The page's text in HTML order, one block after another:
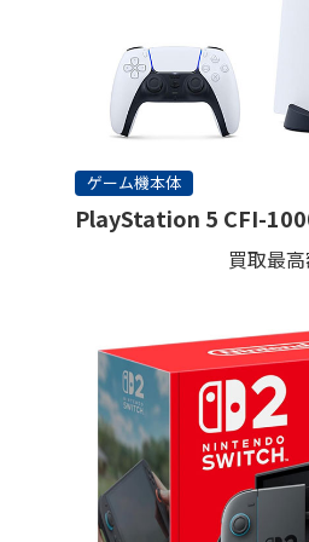
ゲーム機本体
PlayStation 5 CFI-
買取最